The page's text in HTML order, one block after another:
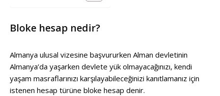
Bloke hesap nedir?
Almanya ulusal vizesine başvururken Alman devletinin
Almanya’da yaşarken devlete yük olmayacağınızı, kendi
yaşam masraflarınızı karşılayabileceğinizi kanıtlamanız için
istenen hesap türüne bloke hesap denir.